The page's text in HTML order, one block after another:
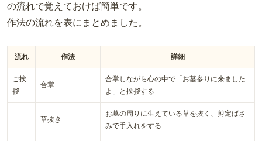
の流れで覚えておけば簡単です。
作法の流れを表にまとめました。
流れ 作法 詳細
ご挨
拶
合掌
合掌しながら心の中で「お墓参りに来ました
よ」と挨拶する
草抜き
お墓の周りに生えている草を抜く、剪定ばさ
みで手入れをする